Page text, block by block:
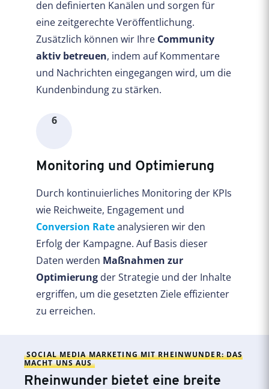
den definierten Kanälen und sorgen für
eine zeitgerechte Veröffentlichung.
Zusätzlich können wir Ihre Community
aktiv betreuen, indem auf Kommentare
und Nachrichten eingegangen wird, um die
Kundenbindung zu stärken.
6
Monitoring und Optimierung
Durch kontinuierliches Monitoring der KPIs
wie Reichweite, Engagement und
Conversion Rateanalysieren wir den
Erfolg der Kampagne. Auf Basis dieser
Daten werden Maßnahmen zur
Optimierung der Strategie und der Inhalte
ergriffen, um die gesetzten Ziele effizienter
zu erreichen.
SOCIAL MEDIA MARKETING MIT RHEINWUNDER: DAS
MACHT UNS AUS
Rheinwunder bietet eine breite